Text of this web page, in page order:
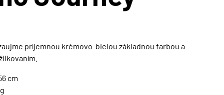
príjemnou krémovo-bielou základnou farbou a
cm